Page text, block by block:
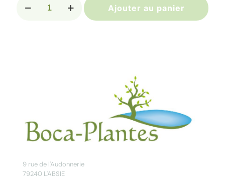
Ajouter au panier
9 rue de l'Audonnerie
79240 L'ABSIE